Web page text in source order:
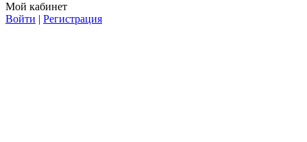
Мой кабинет
Войти | Регистрация